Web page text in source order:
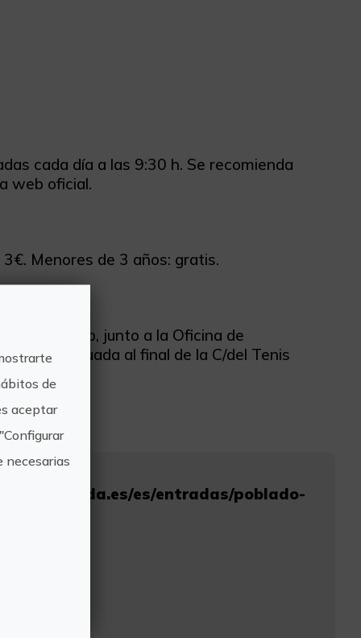
cada día a las 9:30 h. Se recomienda
web oficial.
Menores de 3 años: gratis.
Sant Josep, junto a la Oficina de
situada al final de la C/del Tenis
es/entradas/poblado-
de
aceptar
necesarias